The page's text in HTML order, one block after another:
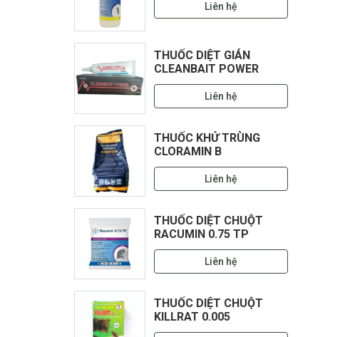
Liên hệ
THUỐC DIỆT GIÁN
CLEANBAIT POWER
Liên hệ
THUỐC KHỬ TRÙNG
CLORAMIN B
Liên hệ
THUỐC DIỆT CHUỘT
RACUMIN 0.75 TP
Liên hệ
THUỐC DIỆT CHUỘT
KILLRAT 0.005